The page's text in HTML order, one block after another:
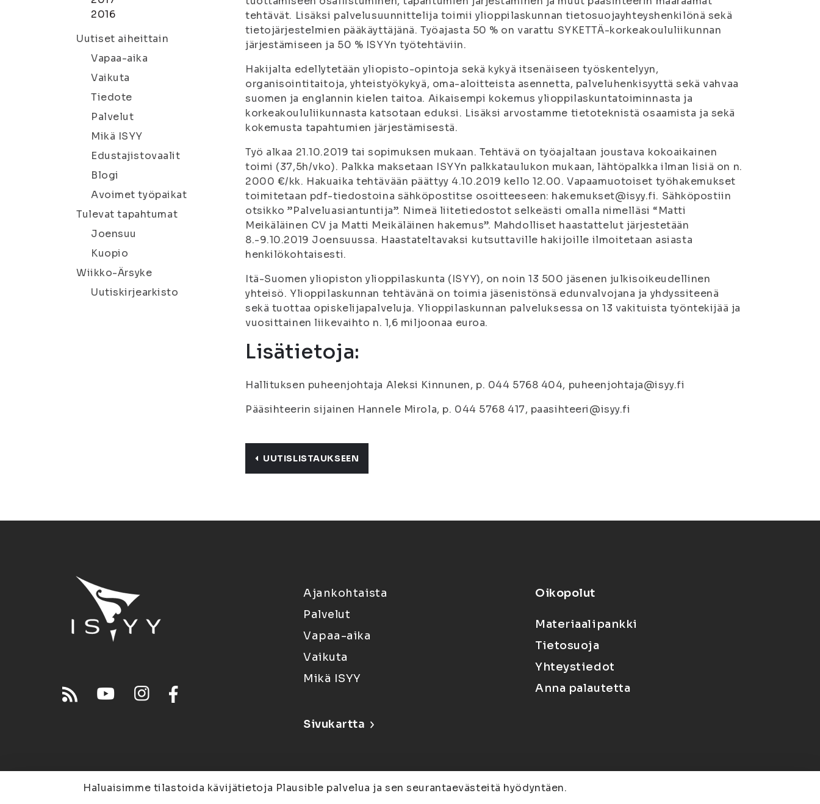
2016
Uutiset aiheittain
Vapaa-aika
Vaikuta
Tiedote
Palvelut
Mikä ISYY
Edustajistovaalit
Blogi
Avoimet työpaikat
Tulevat tapahtumat
Joensuu
Kuopio
Wiikko-Ärsyke
Uutiskirjearkisto
tehtävät. Lisäksi palvelusuunnittelija toimii ylioppilaskunnan tietosuojayhteyshenkilönä sekä
tietojärjestelmien pääkäyttäjänä. Työajasta 50 % on varattu SYKETTÄ-korkeakoululiikunnan
järjestämiseen ja 50 % ISYYn työtehtäviin.
Hakijalta edellytetään yliopisto-opintoja sekä kykyä itsenäiseen työskentelyyn,
organisointitaitoja, yhteistyökykyä, oma-aloitteista asennetta, palveluhenkisyyttä sekä vahvaa
suomen ja englannin kielen taitoa. Aikaisempi kokemus ylioppilaskuntatoiminnasta ja
korkeakoululiikunnasta katsotaan eduksi. Lisäksi arvostamme tietoteknistä osaamista ja sekä
kokemusta tapahtumien järjestämisestä.
Työ alkaa 21.10.2019 tai sopimuksen mukaan. Tehtävä on työajaltaan joustava kokoaikainen
toimi (37,5h/vko). Palkka maksetaan ISYYn palkkataulukon mukaan, lähtöpalkka ilman lisiä on n.
2000 €/kk. Hakuaika tehtävään päättyy 4.10.2019 kello 12.00. Vapaamuotoiset työhakemukset
toimitetaan pdf-tiedostoina sähköpostitse osoitteeseen: hakemukset@isyy.fi. Sähköpostiin
otsikko ”Palveluasiantuntija”. Nimeä liitetiedostot selkeästi omalla nimelläsi “Matti
Meikäläinen CV ja Matti Meikäläinen hakemus”. Mahdolliset haastattelut järjestetään
8.-9.10.2019 Joensuussa. Haastateltavaksi kutsuttaville hakijoille ilmoitetaan asiasta
henkilökohtaisesti.
Itä-Suomen yliopiston ylioppilaskunta (ISYY), on noin 13 500 jäsenen julkisoikeudellinen
yhteisö. Ylioppilaskunnan tehtävänä on toimia jäsenistönsä edunvalvojana ja yhdyssiteenä
sekä tuottaa opiskelijapalveluja. Ylioppilaskunnan palveluksessa on 13 vakituista työntekijää ja
vuosittainen liikevaihto n. 1,6 miljoonaa euroa.
Lisätietoja:
Hallituksen puheenjohtaja Aleksi Kinnunen, p. 044 5768 404, puheenjohtaja@isyy.fi
Pääsihteerin sijainen Hannele Mirola, p. 044 5768 417, paasihteeri@isyy.fi
UUTISLISTAUKSEEN
Ajankohtaista
Palvelut
Vapaa-aika
Vaikuta
Mikä ISYY
Sivukartta
Oikopolut
Materiaalipankki
Tietosuoja
Yhteystiedot
Anna palautetta
Haluaisimme tilastoida kävijätietoja Plausible palvelua ja sen seurantaevästeitä hyödyntäen.